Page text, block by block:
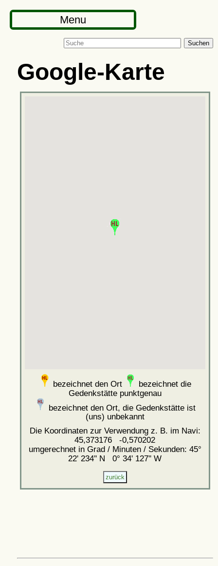
Menu
Suchen
Google-Karte
bezeichnet den Ort
bezeichnet die
Gedenkstätte punktgenau
bezeichnet den Ort, die Gedenkstätte ist
(uns) unbekannt
Die Koordinaten zur Verwendung z. B. im Navi:
45,373176 -0,570202
umgerechnet in Grad / Minuten / Sekunden: 45°
22' 234'' N 0° 34' 127'' W